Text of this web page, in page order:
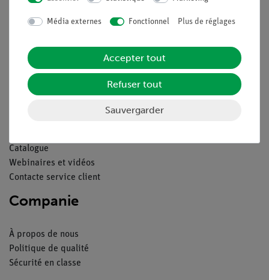
Contact
Déclaration de confidentialité
Mentions légales
Service
Catalogue
Webinaires et vidéos
Contacte service client
Companie
À propos de nous
Politique de qualité
Sécurité en classe
Média externes Fonctionnel Plus de réglages
Accepter tout
Refuser tout
Sauvergarder